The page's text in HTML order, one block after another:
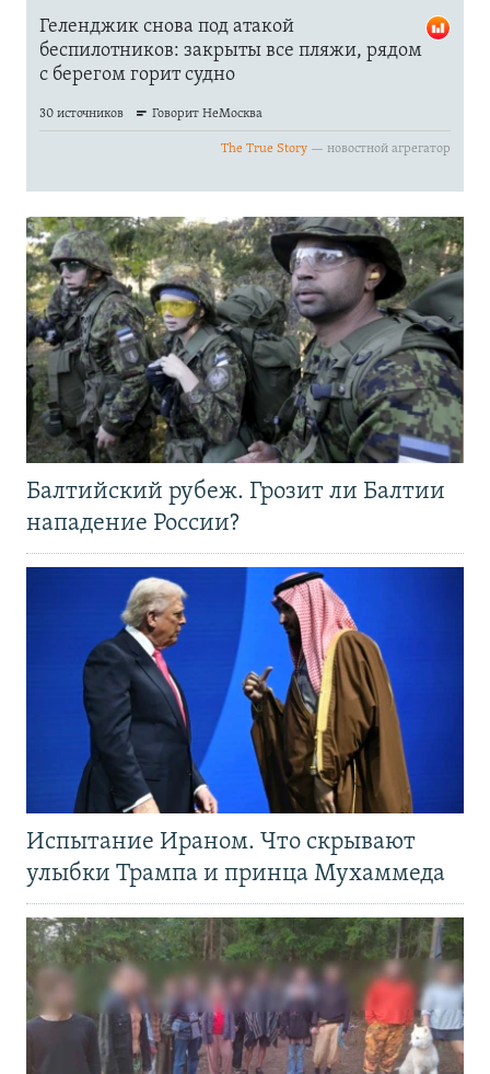
Балтийский рубеж. Грозит ли Балтии
нападение России?
Испытание Ираном. Что скрывают
улыбки Трампа и принца Мухаммеда